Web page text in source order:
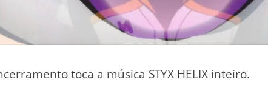
toca a música STYX HELIX inteiro.